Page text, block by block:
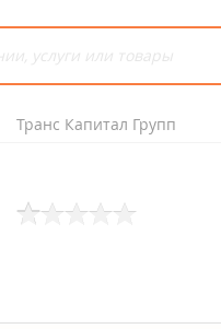
Транс Капитал Групп